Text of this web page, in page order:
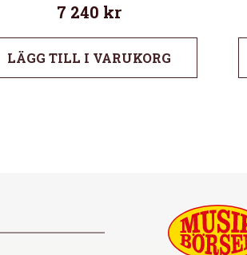
7 240 kr
LÄGG TILL I VARUKORG